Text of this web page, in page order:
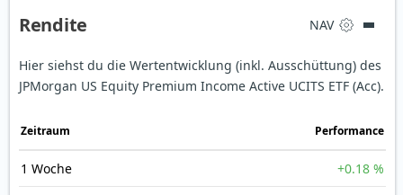
Rendite NAV
Hier siehst du die Wertentwicklung (inkl. Ausschüttung) des
JPMorgan US Equity Premium Income Active UCITS ETF (Acc).
Zeit­raum Perfor­mance
1 Woche +0.18 %